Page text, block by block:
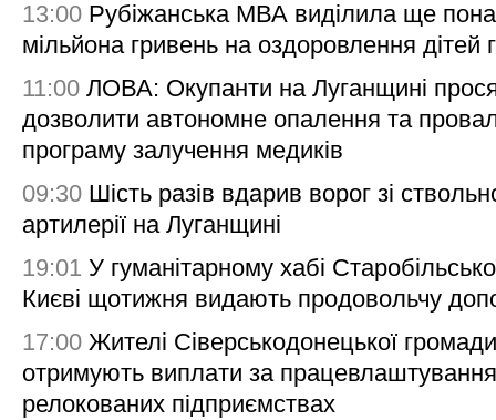
13:00 Рубіжанська МВА виділила ще
мільйона гривень на оздоровлення дітей
11:00 ЛОВА: Окупанти на Луганщині
дозволити автономне опалення та
програму залучення медиків
09:30 Шість разів вдарив ворог зі
артилерії на Луганщині
19:01 У гуманітарному хабі
Києві щотижня видають продовольчу
17:00 Жителі Сіверськодонецької
отримують виплати за
релокованих підприємствах